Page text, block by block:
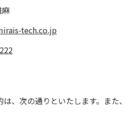
tech.co.jp
、次の通りといたします。ま